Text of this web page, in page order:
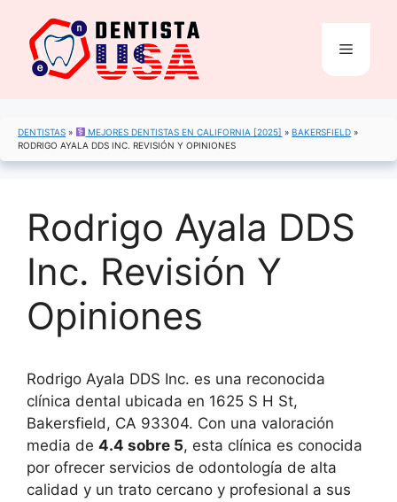
contenido
Menú
DENTISTAS » MEJORES DENTISTAS EN CALIFORNIA [2025] »BAKERSFIELD »
RODRIGO AYALA DDS INC. REVISIÓN Y OPINIONES
Rodrigo Ayala DDS
Inc. Revisión Y
Opiniones
Rodrigo Ayala DDS Inc. es una reconocida
clínica dental ubicada en 1625 S H St,
Bakersfield, CA 93304. Con una valoración
media de 4.4 sobre 5, esta clínica es conocida
por ofrecer servicios de odontología de alta
calidad y un trato cercano y profesional a sus